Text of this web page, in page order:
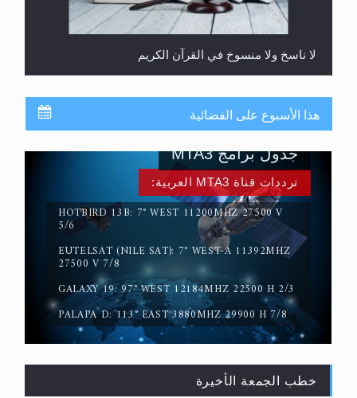
سورة التكوير تُنبئ بزمن بعثة المسيح الموعود عليه
السلام
هذا الأسبوع على الفضائية
ترددات قناة MTA3 العربية:
HOTBIRD 13B: 7° WEST 11200MHZ 27500 V
5/6
EUTELSAT (NILE SAT): 7° WEST-A 11392MHZ
27500 V 7/8
GALAXY 19: 97° WEST 12184MHZ 22500 H 2/3
PALAPA D: 113° EAST 3880MHZ 29900 H 7/8
جدول برامج MTA3